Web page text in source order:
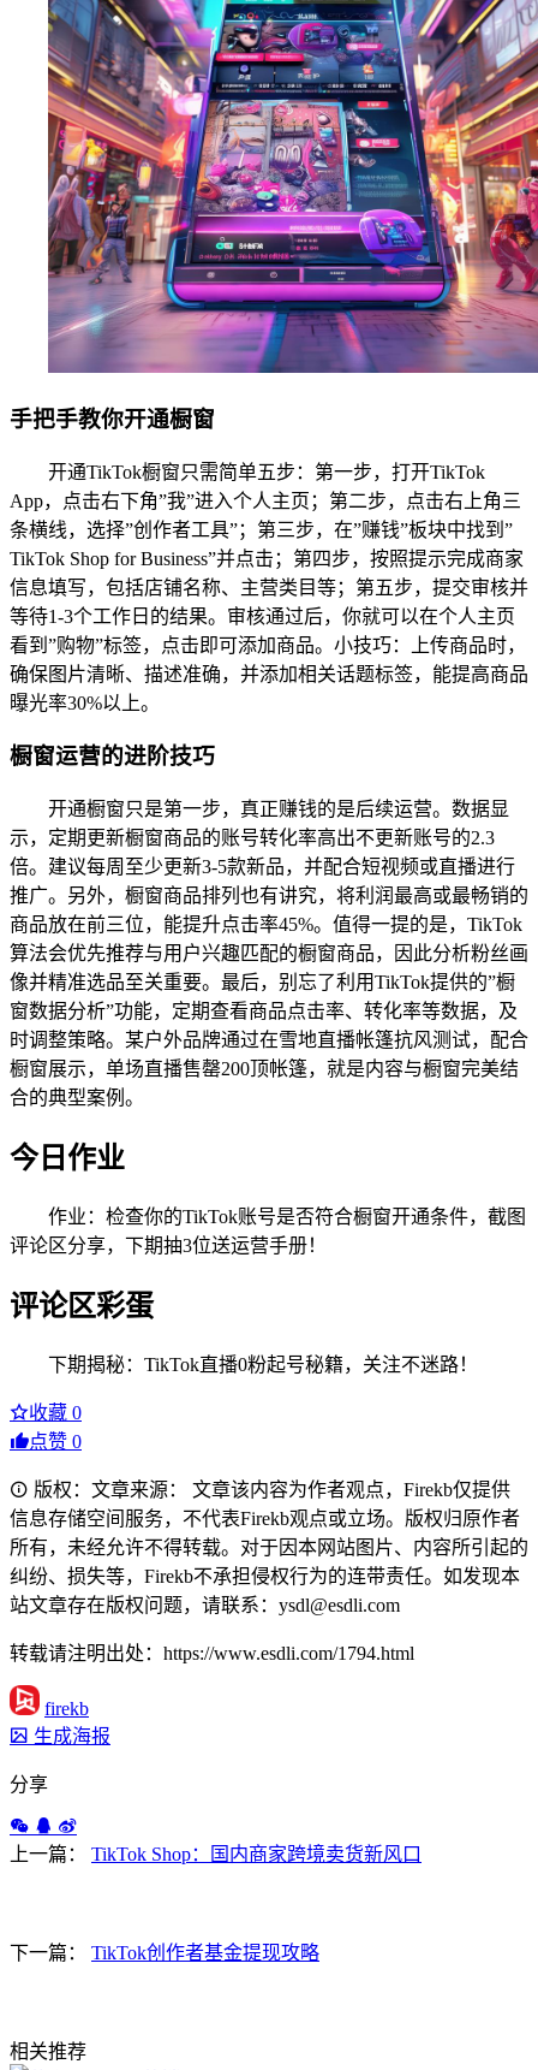
手把手教你开通橱窗
开通TikTok橱窗只需简单五步：第一步，打开TikTok
App，点击右下角”我”进入个人主页；第二步，点击右上角三
条横线，选择”创作者工具”；第三步，在”赚钱”板块中找到”
TikTok Shop for Business”并点击；第四步，按照提示完成商家
信息填写，包括店铺名称、主营类目等；第五步，提交审核并
等待1-3个工作日的结果。审核通过后，你就可以在个人主页
看到”购物”标签，点击即可添加商品。小技巧：上传商品时，
确保图片清晰、描述准确，并添加相关话题标签，能提高商品
曝光率30%以上。
橱窗运营的进阶技巧
开通橱窗只是第一步，真正赚钱的是后续运营。数据显
示，定期更新橱窗商品的账号转化率高出不更新账号的2.3
倍。建议每周至少更新3-5款新品，并配合短视频或直播进行
推广。另外，橱窗商品排列也有讲究，将利润最高或最畅销的
商品放在前三位，能提升点击率45%。值得一提的是，TikTok
算法会优先推荐与用户兴趣匹配的橱窗商品，因此分析粉丝画
像并精准选品至关重要。最后，别忘了利用TikTok提供的”橱
窗数据分析”功能，定期查看商品点击率、转化率等数据，及
时调整策略。某户外品牌通过在雪地直播帐篷抗风测试，配合
橱窗展示，单场直播售罄200顶帐篷，就是内容与橱窗完美结
合的典型案例。
今日作业
作业：检查你的TikTok账号是否符合橱窗开通条件，截图
评论区分享，下期抽3位送运营手册！
评论区彩蛋
下期揭秘：TikTok直播0粉起号秘籍，关注不迷路！
收藏 0
点赞 0
版权：文章来源： 文章该内容为作者观点，Firekb仅提供
信息存储空间服务，不代表Firekb观点或立场。版权归原作者
所有，未经允许不得转载。对于因本网站图片、内容所引起的
纠纷、损失等，Firekb不承担侵权行为的连带责任。如发现本
站文章存在版权问题，请联系：ysdl@esdli.com
转载请注明出处：https://www.esdli.com/1794.html
firekb
生成海报
分享
上一篇： TikTok Shop：国内商家跨境卖货新风口
下一篇： TikTok创作者基金提现攻略
相关推荐